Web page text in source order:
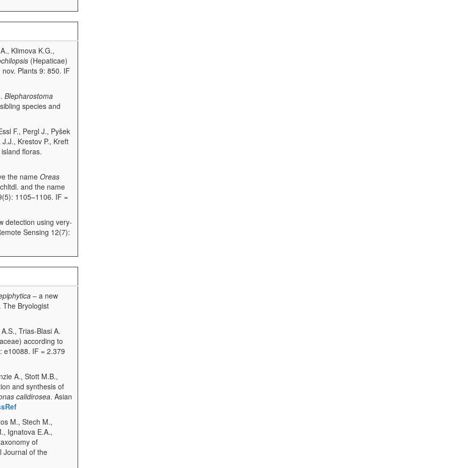
Klimova K.G.,
(Hepaticae)
nov. Plants 9: 850. IF
Blepharostoma
species and
F., Pergl J., Pyšek
Krestov P., Kreft
floras.
the name Oreas
and the name
1105–1106. IF =
detection using very-
Sensing 12(7):
– a new
The Bryologist
Trias-Blasi A.
according to
e10088. IF = 2.379
A., Stott M.B.,
and synthesis of
calidirosea. Asian
M., Stech M.,
Ignatova E.A.,
of
Journal of the